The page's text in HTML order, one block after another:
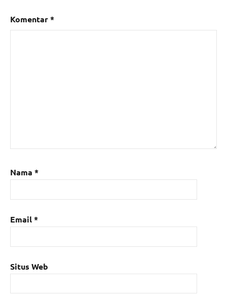
Komentar*
Nama *
Email*
Situs Web